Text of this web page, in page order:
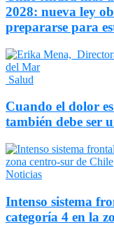
2028: nueva ley
prepararse para
Salud
Cuando el dolor
también debe ser
Noticias
Intenso sistema
categoría 4 en la